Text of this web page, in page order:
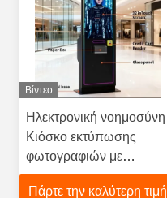
Βίντεο
Ηλεκτρονική νοημοσύνη
Κιόσκο εκτύπωσης
φωτογραφιών με
φωτισμό LED RGB και
μεγέθη εκτύπωσης
Πάρτε την καλύτερη τιμή